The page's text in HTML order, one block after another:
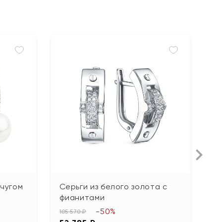
Серьги из белого золота с
фианитами
105 570 ₽ -50%